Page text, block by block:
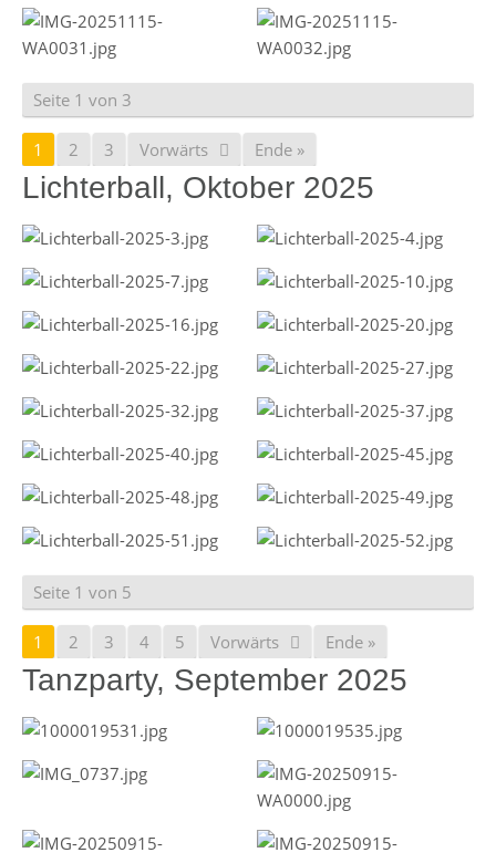
Seite 1 von 3
1 2 3 Vorwärts Ende »
Lichterball, Oktober 2025
Seite 1 von 5
1 2 3 4 5 Vorwärts Ende »
Tanzparty, September 2025